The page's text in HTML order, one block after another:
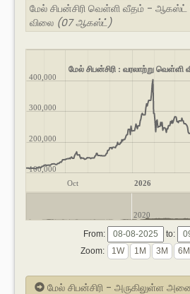
மேல் சிபன்சிரி வெள்ளி வீதம் - ஆகஸ்ட்
விலை (07 ஆகஸ்ட்)
மேல் சிபன்சிரி : வரலாற்று
Oct 2026
100,000
200,000
300,000
400,000
2020
From:
to:
Zoom:
மேல் சிபன்சிரி - அருகிலுள்ள